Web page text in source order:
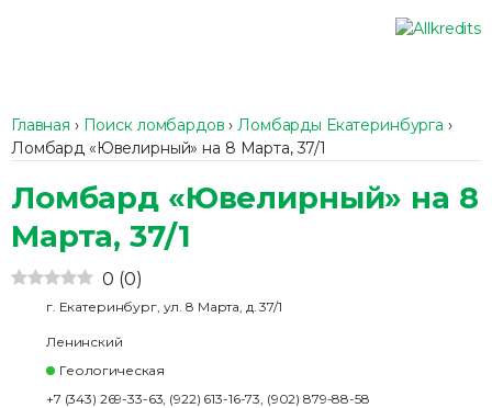
Главная › Поиск ломбардов ›Ломбарды Екатеринбурга ›
Ломбард «Ювелирный» на ​8 Марта, 37/1
Ломбард «Ювелирный» на ​8
Марта, 37/1
0 (0)
г. Екатеринбург, ​ул. 8 Марта, д. 37/1
Ленинский
Геологическая
+7 (343) 269-33-63, (922) 613-16-73, (902) 879-88-58